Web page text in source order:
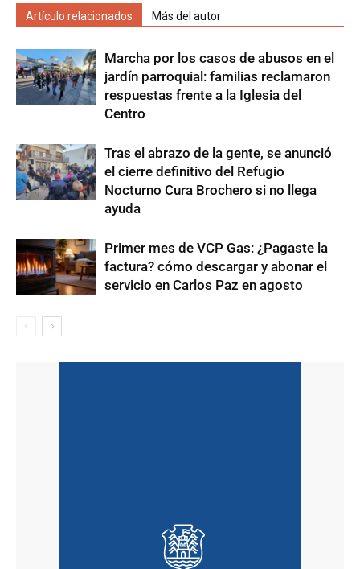
Artículo relacionados Más del autor
Marcha por los casos de abusos en el
jardín parroquial: familias reclamaron
respuestas frente a la Iglesia del
Centro
Tras el abrazo de la gente, se anunció
el cierre definitivo del Refugio
Nocturno Cura Brochero si no llega
ayuda
Primer mes de VCP Gas: ¿Pagaste la
factura? cómo descargar y abonar el
servicio en Carlos Paz en agosto